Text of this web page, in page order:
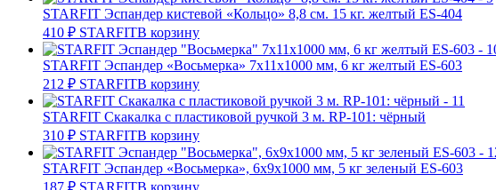
STARFIT Эспандер кистевой «Кольцо» 8,8 см. 15 кг. желтый ES-404
410 ₽ STARFITВ корзину
STARFIT Эспандер «Восьмерка» 7х11х1000 мм, 6 кг желтый ES-603
212 ₽ STARFITВ корзину
STARFIT Скакалка с пластиковой ручкой 3 м. RP-101: чёрный
310 ₽ STARFITВ корзину
STARFIT Эспандер «Восьмерка», 6х9х1000 мм, 5 кг зеленый ES-603
187 ₽ STARFITВ корзину